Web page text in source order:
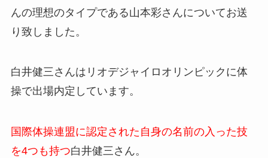
んの理想のタイプである山本彩さんについてお送
り致しました。
白井健三さんはリオデジャイロオリンピックに体
操で出場内定しています。
国際体操連盟に認定された自身の名前の入った技
を4つも持つ白井健三さん。